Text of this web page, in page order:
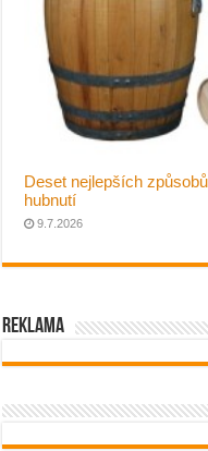
Deset nejlepších
hubnutí
9.7.2026
Reklama